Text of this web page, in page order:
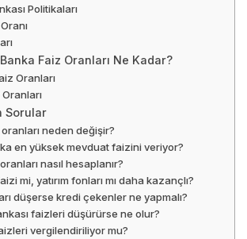
Politikaları
Faiz Oranları Ne Kadar?
Oranları
Sorular
neden değişir?
en yüksek mevduat faizini veriyor?
nasıl hesaplanır?
mi, yatırım fonları mı daha kazançlı?
düşerse kredi çekenler ne yapmalı?
faizleri düşürürse ne olur?
vergilendiriliyor mu?